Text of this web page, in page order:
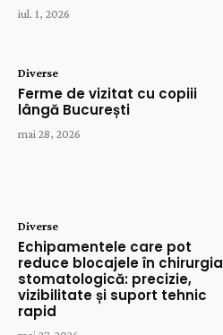
iul. 1, 2026
Diverse
Ferme de vizitat cu copiii
lângă București
mai 28, 2026
Diverse
Echipamentele care pot
reduce blocajele în chirurgia
stomatologică: precizie,
vizibilitate și suport tehnic
rapid